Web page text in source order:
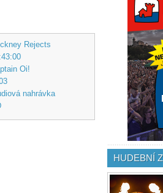
Rejects
Oi!
nahrávka
HUDEBNÍ